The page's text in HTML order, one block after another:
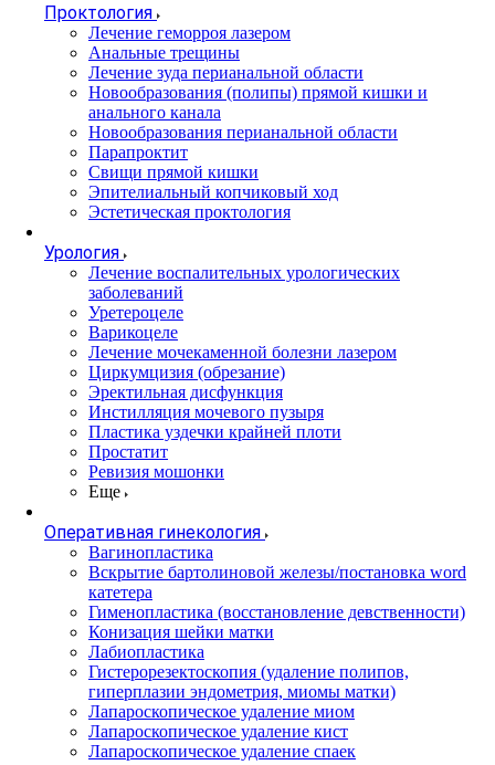
Проктология
Лечение геморроя лазером
Анальные трещины
Лечение зуда перианальной области
Новообразования (полипы) прямой кишки и
анального канала
Новообразования перианальной области
Парапроктит
Свищи прямой кишки
Эпителиальный копчиковый ход
Эстетическая проктология
Урология
Лечение воспалительных урологических
заболеваний
Уретероцеле
Варикоцеле
Лечение мочекаменной болезни лазером
Циркумцизия (обрезание)
Эректильная дисфункция
Инстилляция мочевого пузыря
Пластика уздечки крайней плоти
Простатит
Ревизия мошонки
Еще
Оперативная гинекология
Вагинопластика
Вскрытие бартолиновой железы/постановка word
катетера
Гименопластика (восстановление девственности)
Конизация шейки матки
Лабиопластика
Гистерорезектоскопия (удаление полипов,
гиперплазии эндометрия, миомы матки)
Лапароскопическое удаление миом
Лапароскопическое удаление кист
Лапароскопическое удаление спаек